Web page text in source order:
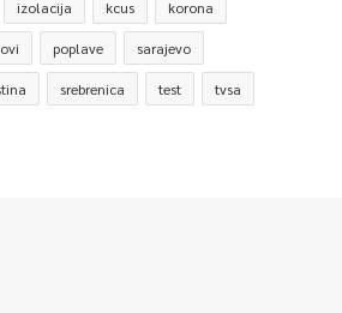
izolacija kcus korona
poplave sarajevo
srebrenica test tvsa